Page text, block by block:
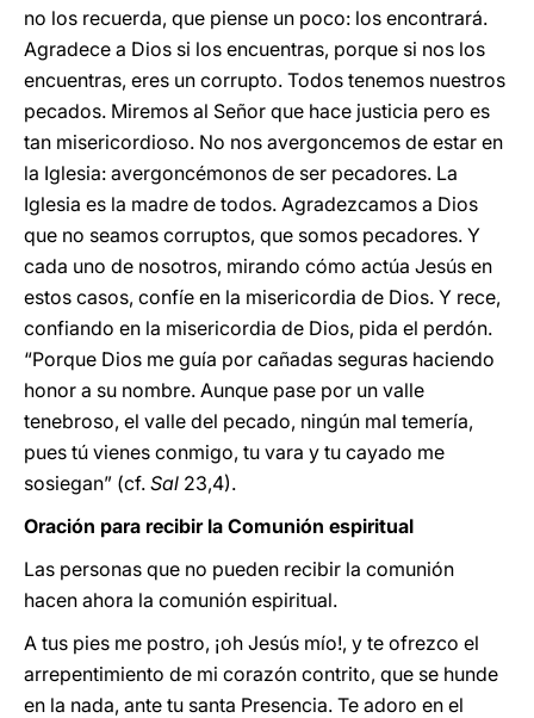
no los recuerda, que piense un poco: los encontrará.
Agradece a Dios si los encuentras, porque si nos los
encuentras, eres un corrupto. Todos tenemos nuestros
pecados. Miremos al Señor que hace justicia pero es
tan misericordioso. No nos avergoncemos de estar en
la Iglesia: avergoncémonos de ser pecadores. La
Iglesia es la madre de todos. Agradezcamos a Dios
que no seamos corruptos, que somos pecadores. Y
cada uno de nosotros, mirando cómo actúa Jesús en
estos casos, confíe en la misericordia de Dios. Y rece,
confiando en la misericordia de Dios, pida el perdón.
“Porque Dios me guía por cañadas seguras haciendo
honor a su nombre. Aunque pase por un valle
tenebroso, el valle del pecado, ningún mal temería,
pues tú vienes conmigo, tu vara y tu cayado me
sosiegan” (cf. Sal 23,4).
Oración para recibir la Comunión espiritual
Las personas que no pueden recibir la comunión
hacen ahora la comunión espiritual.
A tus pies me postro, ¡oh Jesús mío!, y te ofrezco el
arrepentimiento de mi corazón contrito, que se hunde
en la nada, ante tu santa Presencia. Te adoro en el